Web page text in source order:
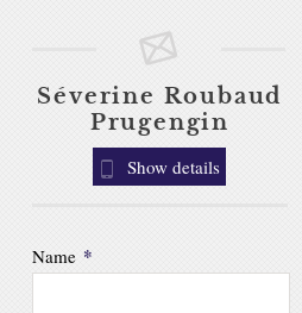
Séverine Roubaud
Prugengin
Show details
Name *